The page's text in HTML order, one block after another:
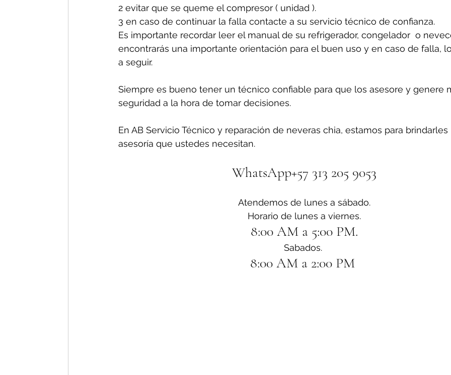
2 evitar que se queme el compresor ( unidad ).
3 en caso de continuar la falla contacte a su servicio técnico de confianza.
Es importante recordar leer el manual de su refrigerador, congelador  o
encontrarás una importante orientación para el buen uso y en caso de falla,
a seguir.
Siempre es bueno tener un técnico confiable para que los asesore y genere
seguridad a la hora de tomar decisiones.
En AB Servicio Técnico y reparación de neveras chia, estamos para
asesoría que ustedes necesitan.
WhatsApp+57 313 205 9053
Atendemos de lunes a sábado.
Horario de lunes a viernes.
8:00 AM a 5:00 PM.
Sabados.
8:00 AM a 2:00 PM